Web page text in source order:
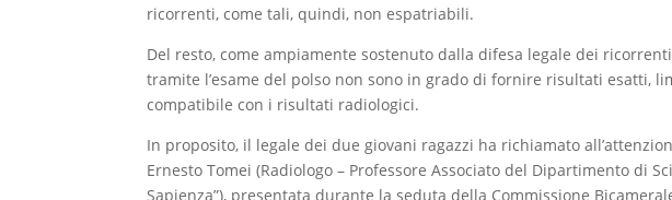
ricorrenti, come tali, quindi, non espatriabili.
Del resto, come ampiamente sostenuto dalla difesa legale dei
tramite l’esame del polso non sono in grado di fornire risultati esatti,
compatibile con i risultati radiologici.
In proposito, il legale dei due giovani ragazzi ha richiamato
Ernesto Tomei (Radiologo – Professore Associato del Dipartimento di
Sapienza”), presentata durante la seduta della Commissione